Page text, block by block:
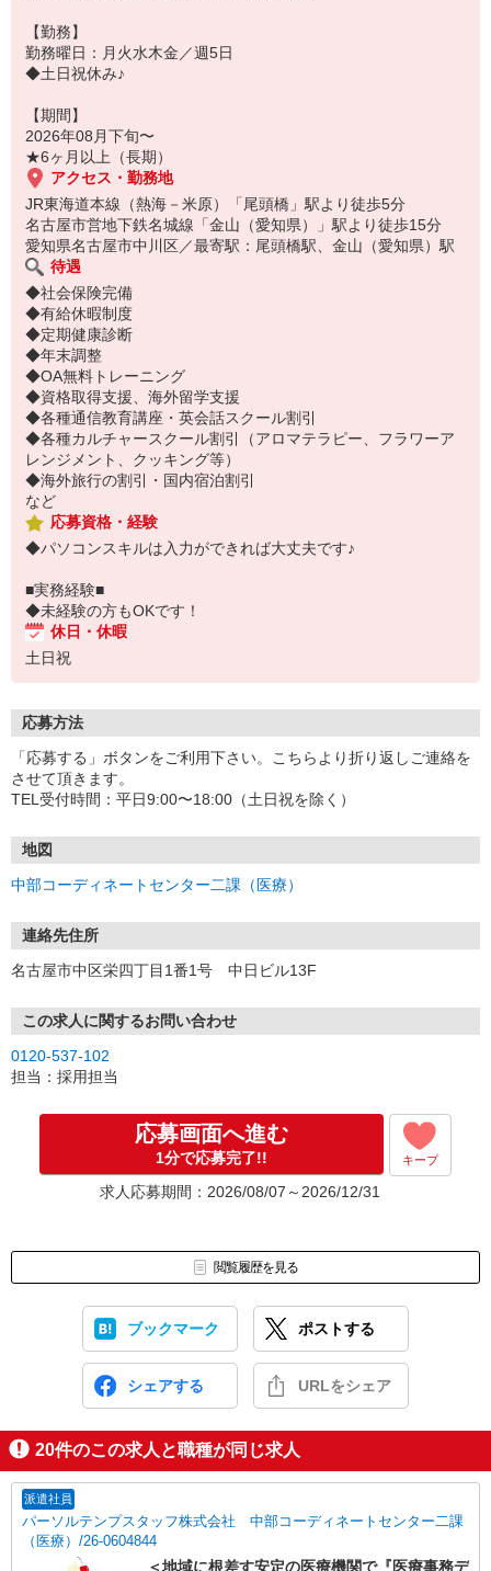
【勤務】
勤務曜日：月火水木金／週5日
◆土日祝休み♪
【期間】
2026年08月下旬〜
★6ヶ月以上（長期）
アクセス・勤務地
JR東海道本線（熱海－米原）「尾頭橋」駅より徒歩5分
名古屋市営地下鉄名城線「金山（愛知県）」駅より徒歩15分
愛知県名古屋市中川区／最寄駅：尾頭橋駅、金山（愛知県）駅
待遇
◆社会保険完備
◆有給休暇制度
◆定期健康診断
◆年末調整
◆OA無料トレーニング
◆資格取得支援、海外留学支援
◆各種通信教育講座・英会話スクール割引
◆各種カルチャースクール割引（アロマテラピー、フラワーア
レンジメント、クッキング等）
◆海外旅行の割引・国内宿泊割引
など
応募資格・経験
◆パソコンスキルは入力ができれば大丈夫です♪
■実務経験■
◆未経験の方もOKです！
休日・休暇
土日祝
応募方法
「応募する」ボタンをご利用下さい。こちらより折り返しご連絡を
させて頂きます。
TEL受付時間：平日9:00〜18:00（土日祝を除く）
地図
中部コーディネートセンター二課（医療）
連絡先住所
名古屋市中区栄四丁目1番1号 中日ビル13F
この求人に関するお問い合わせ
0120-537-102
担当：採用担当
応募画面へ進む
1分で応募完了!! キープ
求人応募期間：2026/08/07～2026/12/31
閲覧履歴を見る
ブックマーク ポストする
シェアする URLをシェア
20件のこの求人と職種が同じ求人
派遣社員
パーソルテンプスタッフ株式会社 中部コーディネートセンター二課
（医療）/26-0604844
＜地域に根差す安定の医療機関で『医療事務デ